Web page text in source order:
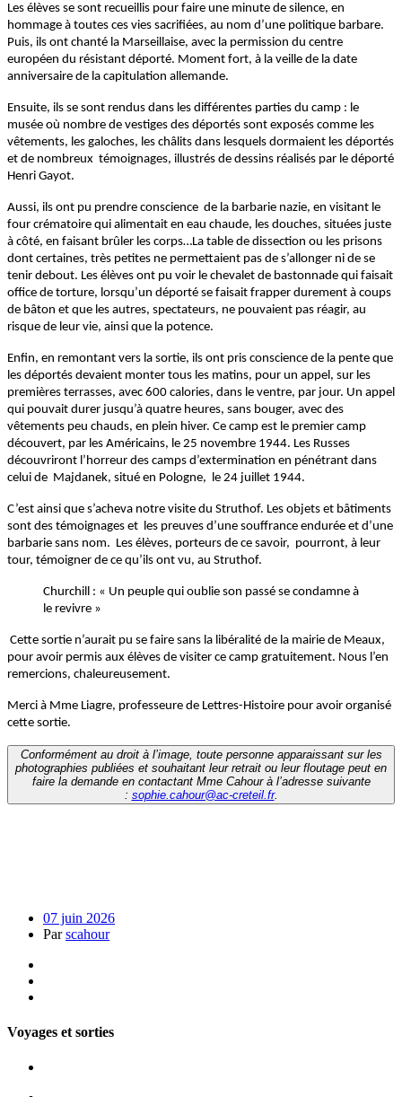
Les élèves se sont recueillis pour faire une minute de silence, en
hommage à toutes ces vies sacrifiées, au nom d’une politique barbare.
Puis, ils ont chanté la Marseillaise, avec la permission du centre
européen du résistant déporté. Moment fort, à la veille de la date
anniversaire de la capitulation allemande.
Ensuite, ils se sont rendus dans les différentes parties du camp : le
musée où nombre de vestiges des déportés sont exposés comme les
vêtements, les galoches, les châlits dans lesquels dormaient les déportés
et de nombreux témoignages, illustrés de dessins réalisés par le déporté
Henri Gayot.
Aussi, ils ont pu prendre conscience de la barbarie nazie, en visitant le
four crématoire qui alimentait en eau chaude, les douches, situées juste
à côté, en faisant brûler les corps…La table de dissection ou les prisons
dont certaines, très petites ne permettaient pas de s’allonger ni de se
tenir debout. Les élèves ont pu voir le chevalet de bastonnade qui faisait
office de torture, lorsqu’un déporté se faisait frapper durement à coups
de bâton et que les autres, spectateurs, ne pouvaient pas réagir, au
risque de leur vie, ainsi que la potence.
Enfin, en remontant vers la sortie, ils ont pris conscience de la pente que
les déportés devaient monter tous les matins, pour un appel, sur les
premières terrasses, avec 600 calories, dans le ventre, par jour. Un appel
qui pouvait durer jusqu’à quatre heures, sans bouger, avec des
vêtements peu chauds, en plein hiver. Ce camp est le premier camp
découvert, par les Américains, le 25 novembre 1944. Les Russes
découvriront l’horreur des camps d’extermination en pénétrant dans
celui de Majdanek, situé en Pologne, le 24 juillet 1944.
C’est ainsi que s’acheva notre visite du Struthof. Les objets et bâtiments
sont des témoignages et les preuves d’une souffrance endurée et d’une
barbarie sans nom. Les élèves, porteurs de ce savoir, pourront, à leur
tour, témoigner de ce qu’ils ont vu, au Struthof.
Churchill : « Un peuple qui oublie son passé se condamne à
le revivre »
Cette sortie n’aurait pu se faire sans la libéralité de la mairie de Meaux,
pour avoir permis aux élèves de visiter ce camp gratuitement. Nous l’en
remercions, chaleureusement.
Merci à Mme Liagre, professeure de Lettres-Histoire pour avoir organisé
cette sortie.
Conformément au droit à l’image, toute personne apparaissant sur les
photographies publiées et souhaitant leur retrait ou leur floutage peut en
faire la demande en contactant Mme Cahour à l’adresse suivante
: sophie.cahour@ac-creteil.fr.
07 juin 2026
Parscahour
Voyages et sorties